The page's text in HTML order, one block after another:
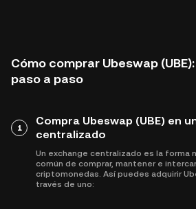
Cómo comprar Ubeswap
paso a paso
1
Compra Ubeswap (UBE) en
centralizado
Un exchange centralizado es la forma
común de comprar, mantener e
criptomonedas. Así puedes adquirir
través de uno: